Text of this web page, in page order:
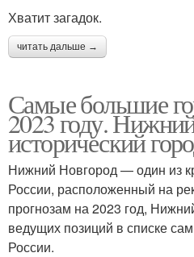
Хватит загадок.
читать дальше →
Самые большие
2023 году.
исторический
Нижний Новгород — один из
России, расположенный на
прогнозам на 2023 год,
ведущих позиций в списке
России.